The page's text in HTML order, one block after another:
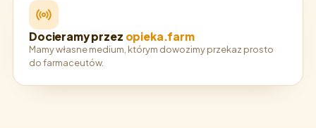
Docieramy przez opieka.farm
Mamy własne medium, którym dowozimy przekaz prosto
do farmaceutów.